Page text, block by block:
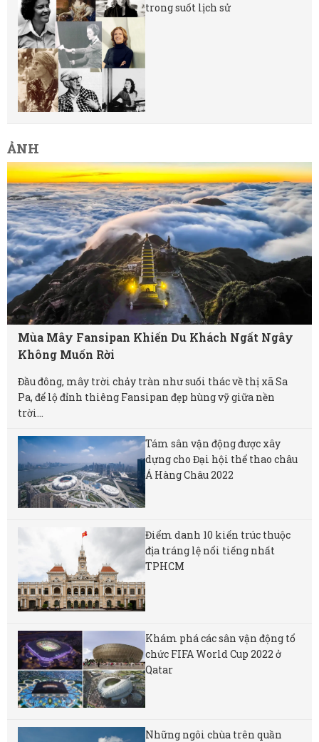
trong suốt lịch sử
ẢNH
Mùa Mây Fansipan Khiến Du Khách Ngất Ngây
Không Muốn Rời
Đầu đông, mây trời chảy tràn như suối thác về thị xã Sa
Pa, để lộ đỉnh thiêng Fansipan đẹp hùng vỹ giữa nền
trời...
Tám sân vận động được xây
dựng cho Đại hội thể thao châu
Á Hàng Châu 2022
Điểm danh 10 kiến trúc thuộc
địa tráng lệ nổi tiếng nhất
TPHCM
Khám phá các sân vận động tổ
chức FIFA World Cup 2022 ở
Qatar
Những ngôi chùa trên quần